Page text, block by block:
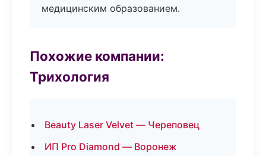
медицинским образованием.
Похожие компании:
Трихология
Beauty Laser Velvet — Череповец
ИП Pro Diamond — Воронеж